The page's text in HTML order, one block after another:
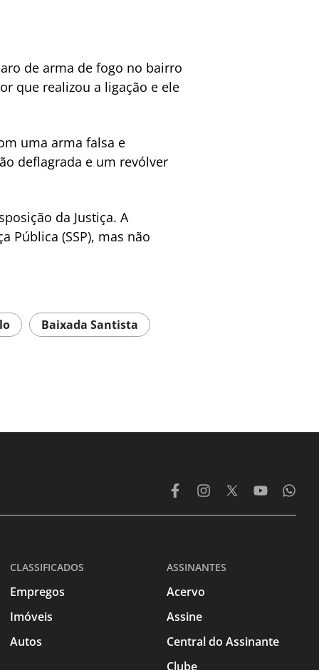
de arma de fogo no bairro
que realizou a ligação e ele
uma arma falsa e
deflagrada e um revólver
da Justiça. A
Pública (SSP), mas não
Baixada Santista
CLASSIFICADOS
Empregos
Imóveis
Autos
ASSINANTES
Acervo
Assine
Central do Assinante
Clube